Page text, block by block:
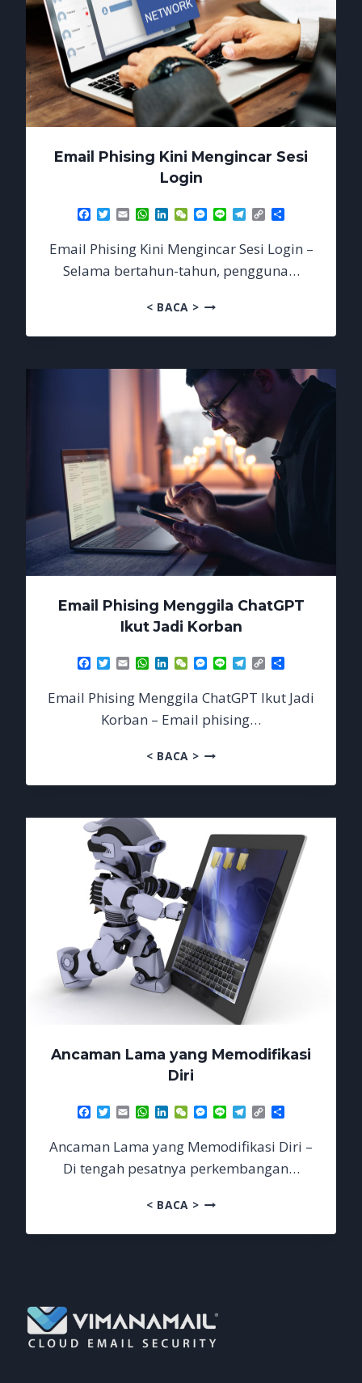
Email Phising Kini Mengincar Sesi
Login
Facebook
TwitterEmailWhatsApp
LinkedIn
WeChatMessenger
Line Telegram
Copy
Link
Email Phising Kini Mengincar Sesi Login –
Selama bertahun-tahun, pengguna…
< BACA >EMAIL
KINI
SESI
LOGIN
Email Phising Menggila ChatGPT
Ikut Jadi Korban
Facebook
TwitterEmailWhatsApp
LinkedIn
WeChatMessenger
Line Telegram
Copy
Link
Email Phising Menggila ChatGPT Ikut Jadi
Korban – Email phising…
< BACA >EMAIL
MENGGILA
IKUT
JADI
KORBAN
Ancaman Lama yang Memodifikasi
Diri
Facebook
TwitterEmailWhatsApp
LinkedIn
WeChatMessenger
Line Telegram
Copy
Link
Ancaman Lama yang Memodifikasi Diri –
Di tengah pesatnya perkembangan…
< BACA >ANCAMAN
YANG